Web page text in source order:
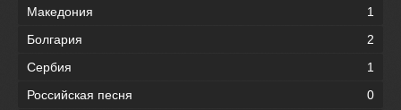
Македония
1
Болгария
2
Сербия
1
Российская песня
0